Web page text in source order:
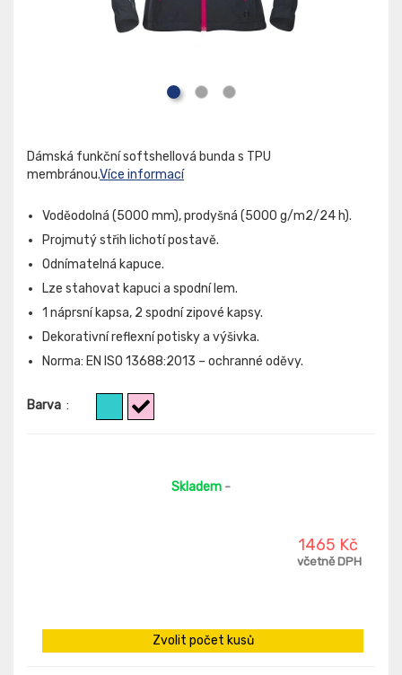
Dámská funkční softshellová bunda s TPU
membránou.Více informací
Voděodolná (5000 mm), prodyšná (5000 g/m2/24 h).
Projmutý střih lichotí postavě.
Odnímatelná kapuce.
Lze stahovat kapuci a spodní lem.
1 náprsní kapsa, 2 spodní zipové kapsy.
Dekorativní reflexní potisky a výšivka.
Norma: EN ISO 13688:2013 – ochranné oděvy.
Barva :
Skladem -
1465 Kč
včetně DPH
Zvolit počet kusů